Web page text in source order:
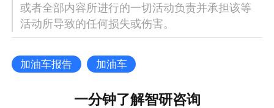
或者全部内容所进行的一切活动负责并承担该等
活动所导致的任何损失或伤害。
加油车报告 加油车
一分钟了解智研咨询